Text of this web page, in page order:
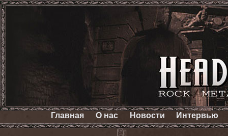
Главная О нас Новости Интервью